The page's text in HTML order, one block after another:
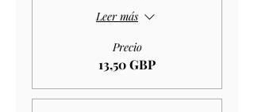
Leer más
Precio
13,50 GBP